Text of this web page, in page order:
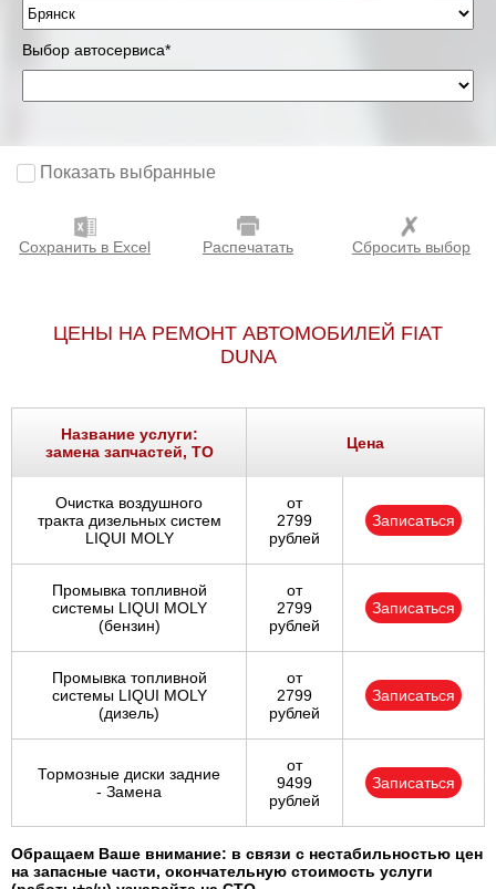
Выбор автосервиса*
Показать выбранные
Сохранить в Excel Распечатать Сбросить выбор
ЦЕНЫ НА РЕМОНТ АВТОМОБИЛЕЙ FIAT
DUNA
Название услуги:
замена запчастей, ТО
Цена
Очистка воздушного
тракта дизельных систем
LIQUI MOLY
от
2799
рублей
Записаться
Промывка топливной
системы LIQUI MOLY
(бензин)
от
2799
рублей
Записаться
Промывка топливной
системы LIQUI MOLY
(дизель)
от
2799
рублей
Записаться
Тормозные диски задние
- Замена
от
9499
рублей
Записаться
Обращаем Ваше внимание: в связи с нестабильностью цен
на запасные части, окончательную стоимость услуги